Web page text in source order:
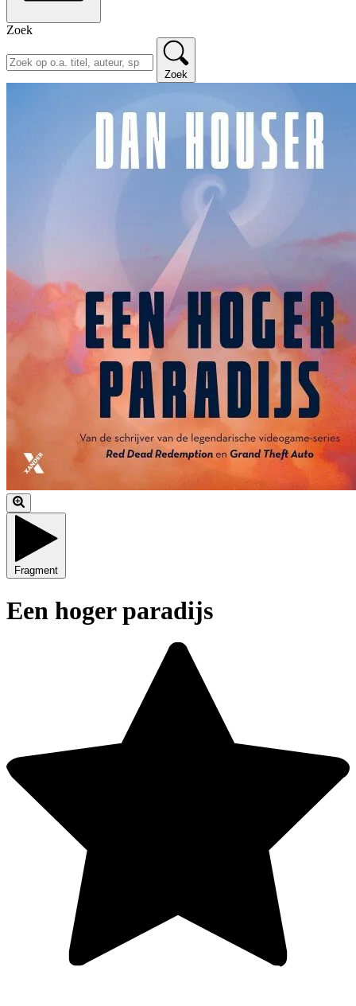
Zoek
Zoek
Fragment
Een hoger paradijs